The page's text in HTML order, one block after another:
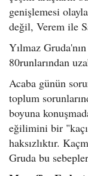
genişlemesi
değil, Verem ile
Yılmaz Gruda'nın
80runlarından
Acaba günün
toplum
boyuna
eğilimini bir
haksızlıktır.
Gruda bu